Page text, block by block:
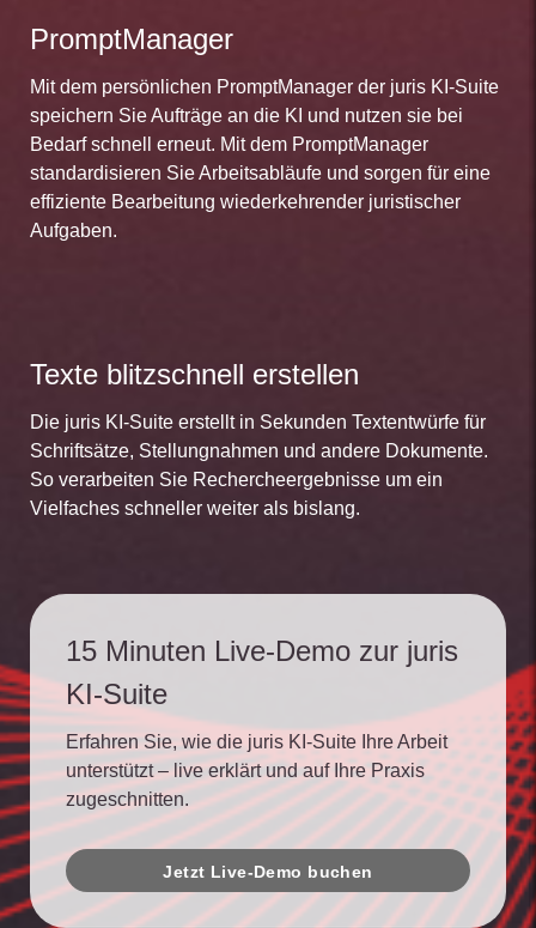
PromptManager
Mit dem persönlichen PromptManager der juris KI-Suite
speichern Sie Aufträge an die KI und nutzen sie bei
Bedarf schnell erneut. Mit dem PromptManager
standardisieren Sie Arbeitsabläufe und sorgen für eine
effiziente Bearbeitung wiederkehrender juristischer
Aufgaben.
Texte blitzschnell erstellen
Die juris KI-Suite erstellt in Sekunden Textentwürfe für
Schriftsätze, Stellungnahmen und andere Dokumente.
So verarbeiten Sie Rechercheergebnisse um ein
Vielfaches schneller weiter als bislang.
15 Minuten Live-Demo zur juris
KI-Suite
Erfahren Sie, wie die juris KI-Suite Ihre Arbeit
unterstützt – live erklärt und auf Ihre Praxis
zugeschnitten.
Jetzt Live-Demo buchen